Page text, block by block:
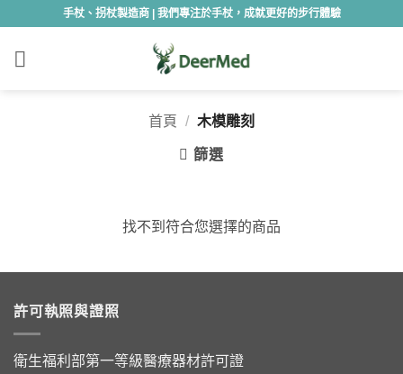
content
手杖、拐杖製造商 | 我們專注於手杖，成就更好的步行體驗
首頁 / 木模雕刻
篩選
找不到符合您選擇的商品
許可執照與證照
衛生福利部第一等級醫療器材許可證